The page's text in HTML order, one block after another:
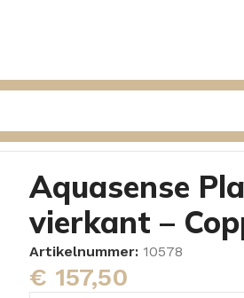
vierkant – Copper
Aquasense
vierkant –
Artikelnummer: 10578
€ 157,50